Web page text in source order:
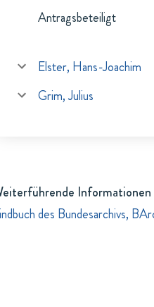
Antragsbeteiligt
Elster, Hans-Joachim
Grim, Julius
Informationen
des Bundesarchivs,